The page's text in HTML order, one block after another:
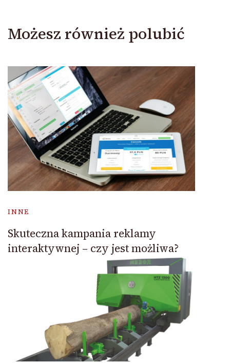
Możesz również polubić
INNE
Skuteczna kampania reklamy
interaktywnej – czy jest możliwa?